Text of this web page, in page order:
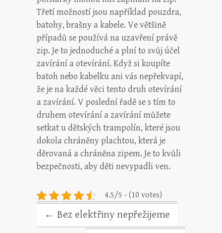
Třetí možností jsou například pouzdra,
batohy, brašny a kabele. Ve většině
případů se používá na uzavření právě
zip. Je to jednoduché a plní to svůj účel
zavírání a otevírání. Když si koupíte
batoh nebo kabelku ani vás nepřekvapí,
že je na každé věci tento druh otevírání
a zavírání. V poslední řadě se s tím to
druhem otevírání a zavírání můžete
setkat u dětských trampolín, které jsou
dokola chráněny plachtou, která je
děrovaná a chráněna zipem. Je to kvůli
bezpečnosti, aby děti nevypadli ven.
4.5/5 - (10 votes)
← Bez elektřiny nepřežijeme